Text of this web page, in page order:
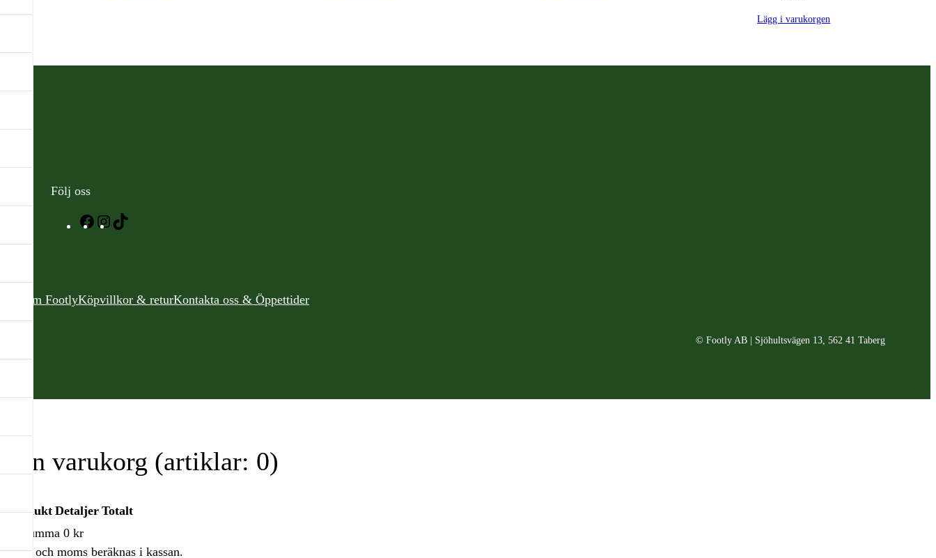
Lägg i varukorgen
Följ oss
Facebook
Instagram
Om FootlyKöpvillkor & returKontakta oss & Öppettider
© Footly AB | Sjöhultsvägen 13, 562 41 Taberg
Din varukorg (artiklar: 0)
Produkt Detaljer Totalt
Delsumma 0 kr
Frakt och moms beräknas i kassan.